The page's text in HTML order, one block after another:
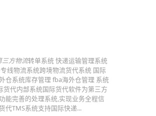
三方物流转单系统 快递运输管理系统
线物流系统跨境物流货代系统 国际
仓系统库存管理 fba海外仓管理 系统
货代内部系统国际货代软件为第三方
能完善的处理系统,实现业务全程信
代TMS系统支持国际快递...